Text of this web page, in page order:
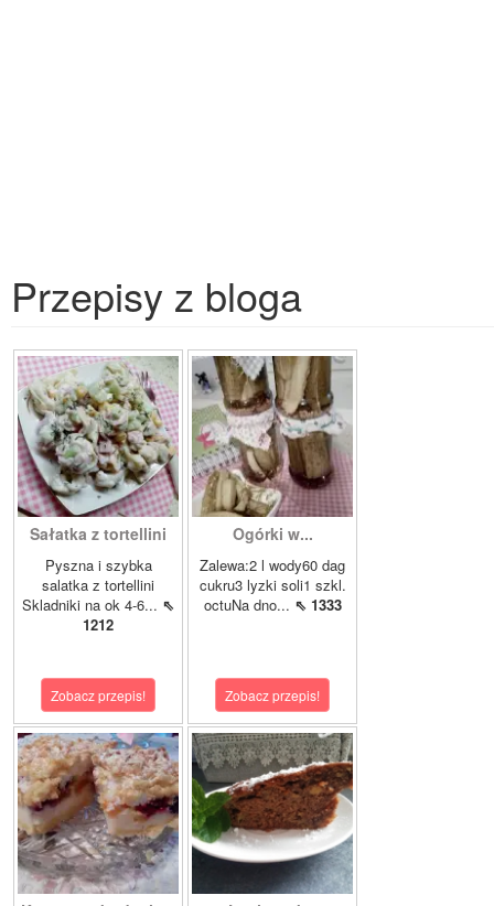
Przepisy z bloga
Sałatka z tortellini
Pyszna i szybka
salatka z tortellini
Skladniki na ok 4-6... ⇖
1212
Zobacz przepis!
Ogórki w...
Zalewa:2 l wody60 dag
cukru3 lyzki soli1 szkl.
octuNa dno... ⇖ 1333
Zobacz przepis!